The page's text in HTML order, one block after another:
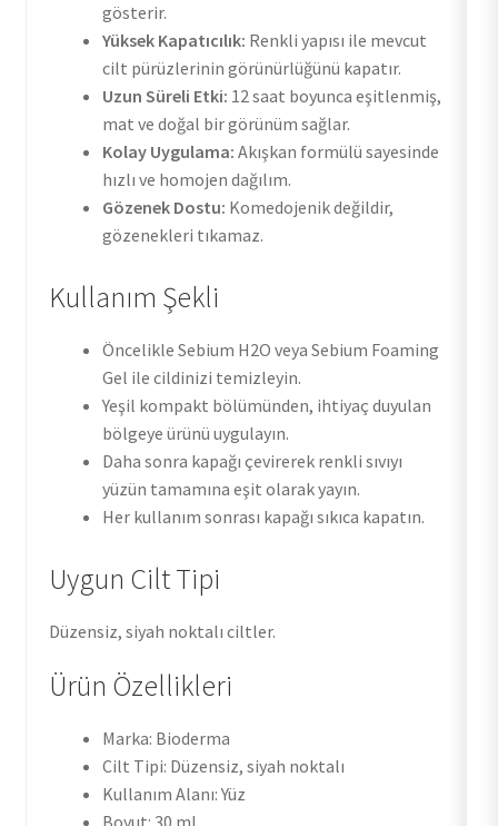
gösterir.
Yüksek Kapatıcılık: Renkli yapısı ile mevcut
cilt pürüzlerinin görünürlüğünü kapatır.
Uzun Süreli Etki: 12 saat boyunca eşitlenmiş,
mat ve doğal bir görünüm sağlar.
Kolay Uygulama: Akışkan formülü sayesinde
hızlı ve homojen dağılım.
Gözenek Dostu: Komedojenik değildir,
gözenekleri tıkamaz.
Kullanım Şekli
Öncelikle Sebium H2O veya Sebium Foaming
Gel ile cildinizi temizleyin.
Yeşil kompakt bölümünden, ihtiyaç duyulan
bölgeye ürünü uygulayın.
Daha sonra kapağı çevirerek renkli sıvıyı
yüzün tamamına eşit olarak yayın.
Her kullanım sonrası kapağı sıkıca kapatın.
Uygun Cilt Tipi
Düzensiz, siyah noktalı ciltler.
Ürün Özellikleri
Marka: Bioderma
Cilt Tipi: Düzensiz, siyah noktalı
Kullanım Alanı: Yüz
Boyut: 30 ml